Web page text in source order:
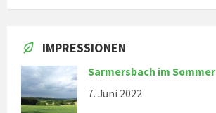
IMPRESSIONEN
Sarmersbach im Sommer
7. Juni 2022